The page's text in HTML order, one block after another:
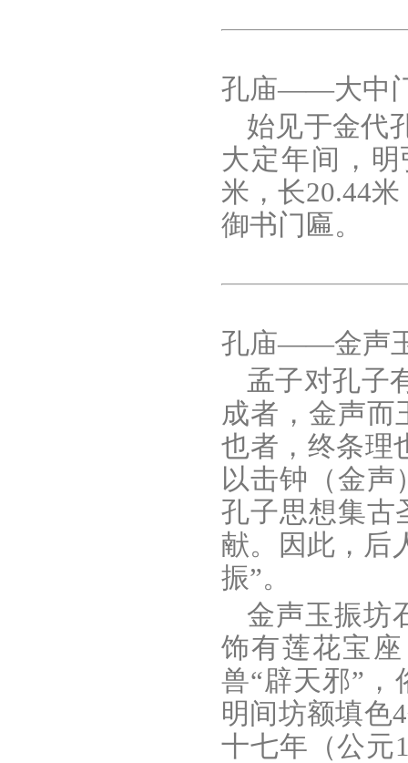
孔庙——大中
始见于金代
大定年间，
米，长20.44
御书门匾。
孔庙——金声
孟子对孔子
成者，金声而
也者，终条理
以击钟（金声
孔子思想集古
献。因此，后
振”。
金声玉振坊
饰有莲花宝
兽“辟天邪”，
明间坊额填色
十七年（公元